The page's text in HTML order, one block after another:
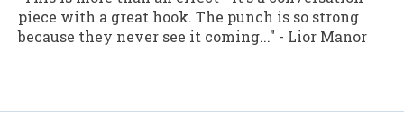
piece with a great hook. The punch is so strong
because they never see it coming..." - Lior Manor